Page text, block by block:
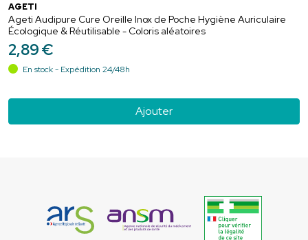
AGETI
Ageti Audipure Cure Oreille Inox de Poche Hygiène Auriculaire
Écologique & Réutilisable - Coloris aléatoires
2,89€
En stock - Expédition 24/48h
Ajouter